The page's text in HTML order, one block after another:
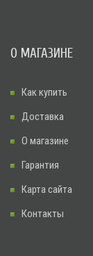
О МАГАЗИНЕ
Как купить
Доставка
О магазине
Гарантия
Карта сайта
Контакты